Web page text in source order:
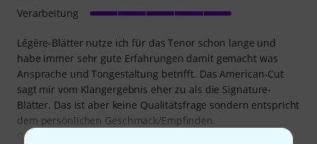
Légère-Blätter nutze ich für das Tenor schon lange und
habe immer sehr gute Erfahrungen damit gemacht was
Ansprache und Tongestaltung betrifft. Das American-Cut
sagt mir vom Klangergebnis eher zu als die Signature-
Blätter. Das ist aber keine Qualitätsfrage sondern entspricht
dem persönlichen Geschmack/Empfinden.
Die Qualität ist sehr. Als Hobbyspieler ist es schon
Verarbeitung